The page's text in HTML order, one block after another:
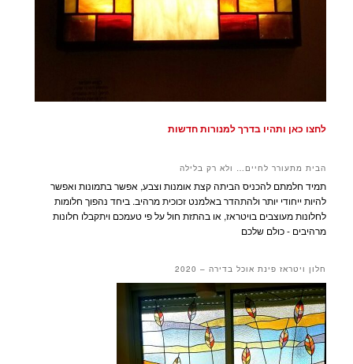
לחצו כאן ותהיו בדרך למנורות חדשות
הבית מתעורר לחיים… ולא רק בלילה
תמיד חלמתם להכניס הביתה קצת אומנות וצבע, אפשר בתמונות ואפשר
להיות ייחודי יותר ולהתהדר באלמנט זכוכית מרהיב. ביחד נהפוך חלומות
לחלונות מעוצבים בויטראז, או בהתזת חול על פי טעמכם ויתקבלו חלונות
מרהיבים - כולם שלכם
חלון ויטראז פינת אוכל בדירה – 2020